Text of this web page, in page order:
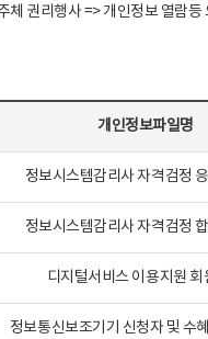
권리행사 => 개인정보 열람등
개인정보파일명
정보시스템감리사 자격검정
정보시스템감리사 자격검정
디지털서비스 이용지원 회
정보통신보조기기 신청자 및 수